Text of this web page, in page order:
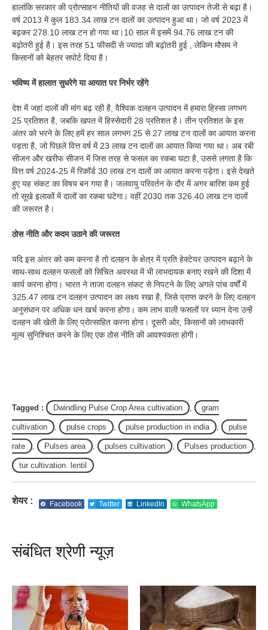
हालांकि सरकार की प्रोत्साहन नीतियों की वजह से दालों का उत्पादन तेजी से बढ़ा है।
वर्ष 2013 में कुल 183.34 लाख टन दालों का उत्पादन हुआ था। जो वर्ष 2023 में
बढ़कर 278.10 लाख टन हो गया था।10 साल में इसमें 94.76 लाख टन की
बढ़ोतरी हुई है। इस तरह 51 फीसदी से ज्यादा की बढ़ोतरी हुई , लेकिन मौसम ने
किसानों को बेहतर सपोर्ट दिया है।
भविष्य में हालात सुधरेगे या आयात पर निर्भर रहेंगे
देश में जहां दालों की मांग बढ़ रही है, वैश्विक दलहन उत्पादन में हमारा हिस्सा लगभग
25 प्रतिशत है, जबकि खपत में हिस्सेदारी 28 प्रतिशत है। तीन प्रतिशत के इस
अंतर को भरने के लिए हमें हर साल लगभग 25 से 27 लाख टन दालों का आयात करना
पड़ता है, जो पिछले वित्त वर्ष में 23 लाख टन दालों का आयात किया गया था। अब रबी
सीजन और खरीफ सीजन में जिस तरह से फसल का रकबा घटा है, उससे लगता है कि
वित्त वर्ष 2024-25 में रिकॉर्ड 30 लाख टन दालों का आयात करना पड़ेगा। इसे देखते
हुए यह संकट का विषय बन गया है। जलवायु परिवर्तन के दौर में अगर बारिश कम हुई
तो सूखे इलाकों में दालों का रकबा घटेगा। वहीं 2030 तक 326.40 लाख टन दालों
की जरूरत है।
ठोस नीति और कदम उठाने की जरूरत
यदि इस अंतर को कम करना है तो दलहन के क्षेत्र में प्रति हेक्टेयर उत्पादन बढ़ाने के
साथ-साथ दलहन फसलों को सिंचित अवस्था में भी लाभदायक बनाए रखने की दिशा में
कार्य करना होगा। भारत ने ताजा दलहन संकट से निपटने के लिए अगले पांच वर्षों में
325.47 लाख टन दलहन उत्पादन का लक्ष्य रखा है, जिसे प्राप्त करने के लिए दलहन
अनुसंधान पर अधिक धन खर्च करना होगा। कम लाभ वाली फसलों पर ध्यान देना उन्हें
दलहन की खेती के लिए प्रोत्साहित करना होगा। दूसरी ओर, किसानों को लाभकारी
मूल्य सुनिश्चित करने के लिए एक ठोस नीति की आवश्यकता होगी।
Tagged : Dwindling Pulse Crop Area cultivation gram
cultivation pulse crops pulse production in india pulse
rate Pulses area pulses cultivation Pulses production
tur cultivation. lentil
शेयर : Facebook Twitter LinkedIn WhatsApp
संबंधित श्रेणी न्यूज़